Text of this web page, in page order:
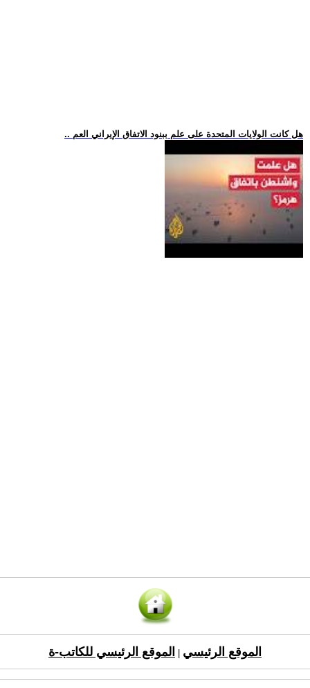
.. هل كانت الولايات المتحدة على علم ببنود الاتفاق الإيراني العم
الموقع الرئيسي الموقع الرئيسي للكاتب-ة